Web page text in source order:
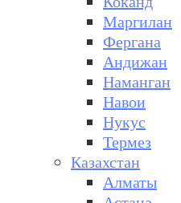
Маргилан
Фергана
Андижан
Наманган
Навои
Нукус
Термез
Казахстан
Алматы